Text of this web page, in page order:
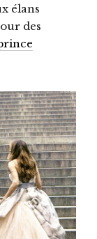
élans
des